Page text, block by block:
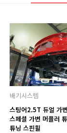
배기시스템
스팅어2.5T 듀얼 가
스페셜 가변 머플러
튜닝 스핀휠